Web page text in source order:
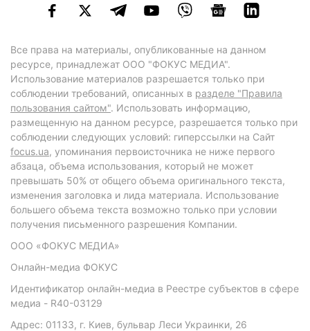
Все права на материалы, опубликованные на данном
ресурсе, принадлежат ООО "ФОКУС МЕДИА".
Использование материалов разрешается только при
соблюдении требований, описанных в разделе "Правила
пользования сайтом". Использовать информацию,
размещенную на данном ресурсе, разрешается только при
соблюдении следующих условий: гиперссылки на Сайт
focus.ua, упоминания первоисточника не ниже первого
абзаца, объема использования, который не может
превышать 50% от общего объема оригинального текста,
изменения заголовка и лида материала. Использование
большего объема текста возможно только при условии
получения письменного разрешения Компании.
ООО «ФОКУС МЕДИА»
Онлайн-медиа ФОКУС
Идентификатор онлайн-медиа в Реестре субъектов в сфере
медиа - R40-03129
Адрес: 01133, г. Киев, бульвар Леси Украинки, 26